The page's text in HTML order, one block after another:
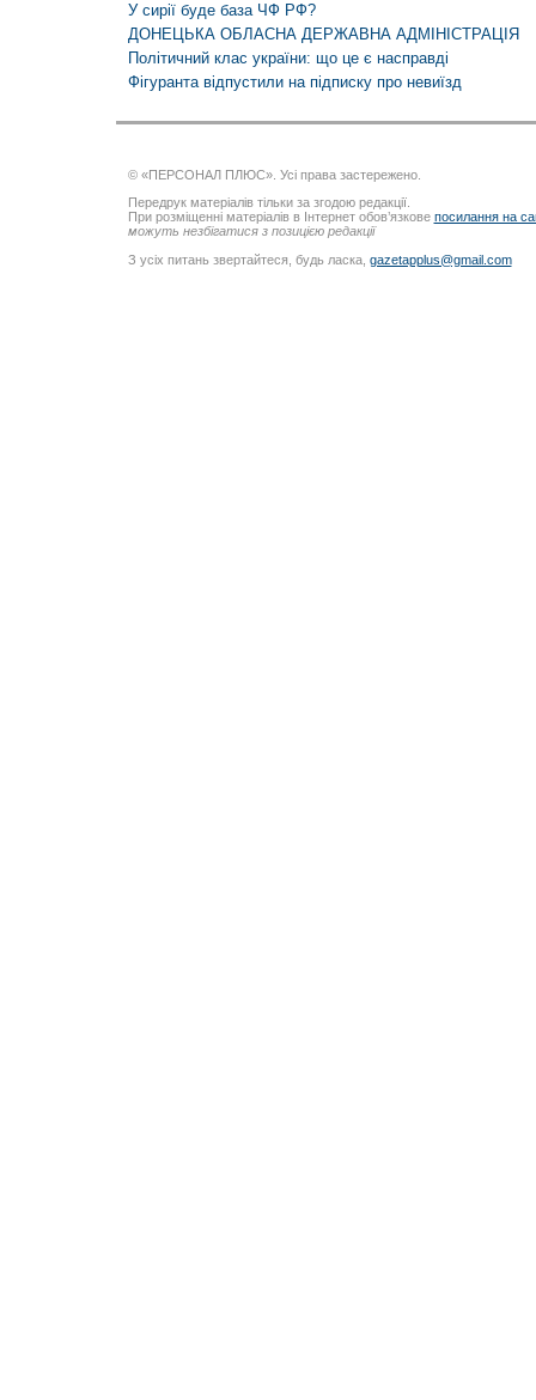
У сирії буде база ЧФ РФ?
ДОНЕЦЬКА ОБЛАСНА ДЕРЖАВНА АДМІНІСТРАЦІЯ
Політичний клас україни: що це є насправді
Фігуранта відпустили на підписку про невиїзд
© «ПЕРСОНАЛ ПЛЮС». Усі права застережено.
Передрук матеріалів тільки за згодою редакції.
При розміщенні матеріалів в Інтернет обов’язкове посилання на
можуть незбігатися з позицією редакції
З усіх питань звертайтеся, будь ласка, gazetapplus@gmail.com